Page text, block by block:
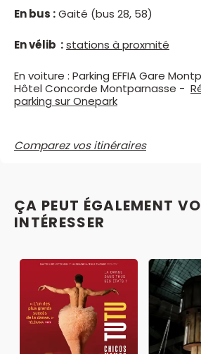
En bus :Gaité (bus 28, 58)
En vélib :stations à proxmité
En voiture : Parking EFFIA Gare
Hôtel Concorde Montparnasse -
parking sur Onepark
Comparez vos itinéraires
ÇA PEUT ÉGALEMENT
INTÉRESSER